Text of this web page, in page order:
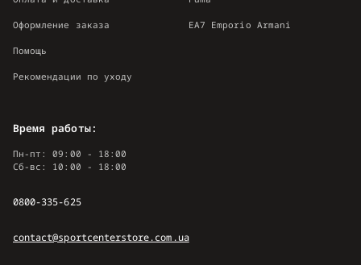
Оформление заказа
Помощь
Рекомендации по уходу
EA7 Emporio Armani
Время работы:
Пн-пт: 09:00 - 18:00
Сб-вс: 10:00 - 18:00
0800-335-625
contact@sportcenterstore.com.ua